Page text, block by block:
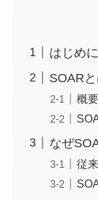
はじめに
SOAR
概要
なぜ
従